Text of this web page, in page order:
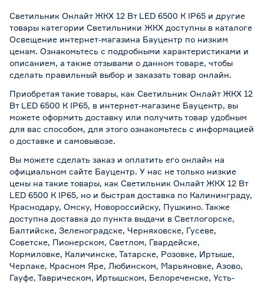
Светильник Онлайт ЖКХ 12 Вт LED 6500 К IP65 и другие
товары категории Светильники ЖКХ доступны в каталоге
Освещение интернет-магазина Бауцентр по низким
ценам. Ознакомьтесь с подробными характеристиками и
описанием, а также отзывами о данном товаре, чтобы
сделать правильный выбор и заказать товар онлайн.
Приобретая такие товары, как Светильник Онлайт ЖКХ 12
Вт LED 6500 К IP65, в интернет-магазине Бауцентр, вы
можете оформить доставку или получить товар удобным
для вас способом, для этого ознакомьтесь с информацией
о доставке и самовывозе.
Вы можете сделать заказ и оплатить его онлайн на
официальном сайте Бауцентр. У нас не только низкие
цены на такие товары, как Светильник Онлайт ЖКХ 12 Вт
LED 6500 К IP65, но и быстрая доставка по Калининграду,
Краснодару, Омску, Новороссийску, Пушкино. Также
доступна доставка до пункта выдачи в Светлогорске,
Балтийске, Зеленоградске, Черняховске, Гусеве,
Советске, Пионерском, Светлом, Гвардейске,
Кормиловке, Каличинске, Татарске, Розовке, Иртыше,
Черлаке, Красном Яре, Любинском, Марьяновке, Азово,
Гауфе, Таврическом, Иртышском, Белореченске, Усть-